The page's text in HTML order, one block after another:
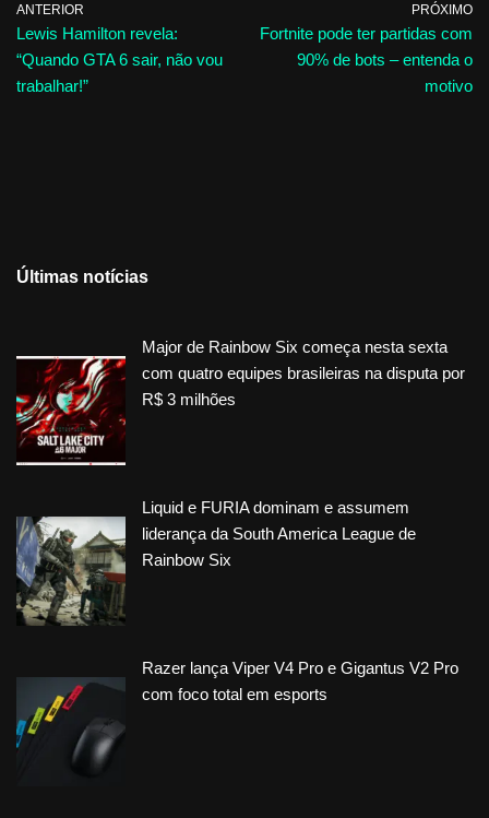
ANTERIOR
Lewis Hamilton revela:
“Quando GTA 6 sair, não vou
trabalhar!”
PRÓXIMO
Fortnite pode ter partidas com
90% de bots – entenda o
motivo
Últimas notícias
Major de Rainbow Six começa nesta sexta
com quatro equipes brasileiras na disputa por
R$ 3 milhões
Liquid e FURIA dominam e assumem
liderança da South America League de
Rainbow Six
Razer lança Viper V4 Pro e Gigantus V2 Pro
com foco total em esports